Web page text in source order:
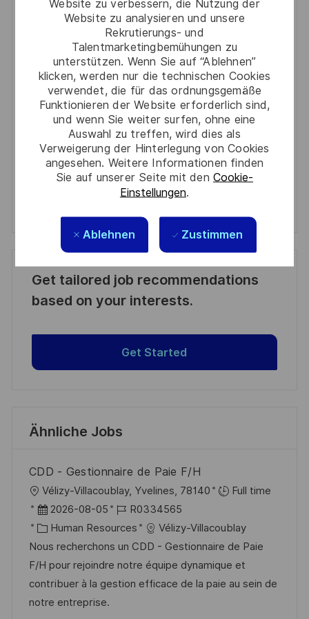
Website zu verbessern, die Nutzung der
Website zu analysieren und unsere
Rekrutierungs- und
Talentmarketingbemühungen zu
unterstützen. Wenn Sie auf “Ablehnen”
klicken, werden nur die technischen Cookies
verwendet, die für das ordnungsgemäße
Funktionieren der Website erforderlich sind,
und wenn Sie weiter surfen, ohne eine
Auswahl zu treffen, wird dies als
Verweigerung der Hinterlegung von Cookies
angesehen. Weitere Informationen finden
Sie auf unserer Seite mit den Cookie-
Einstellungen.
Ablehnen Zustimmen
You'll receive updates once a week
(Required)
Required
Prüfen Sie die Bedingungen für die Verarbeitung
persönlicher Daten und stimmen Sie ihnen zu
Aktivieren
Manage alerts
Get tailored job recommendations
based on your interests.
Get Started
Ähnliche Jobs
CDD - Gestionnaire de Paie F/H
O
r
t
Vélizy-Villacoublay, Yvelines, 78140
Full time
D
a
t
u
m
d
2026-08-05
J
o
b
-
I
R0334565
K
a
t
e
g
Human Resources
Vélizy-Villacoublay
Nous recherchons un CDD - Gestionnaire de Paie
F/H pour rejoindre notre équipe dynamique et
contribuer à la gestion efficace de la paie au sein de
notre entreprise.